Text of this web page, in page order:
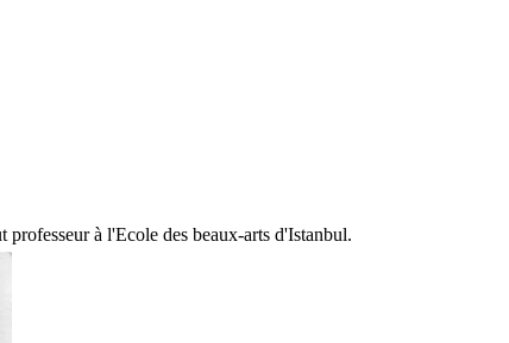
à l'Ecole des beaux-arts d'Istanbul.